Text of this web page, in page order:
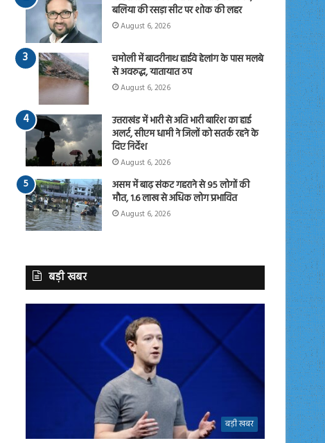
बलिया की रसड़ा सीट पर शोक की लहर
August 6, 2026
चमोली में बादरीनाथ हाईवे हेलांग के पास मलबे
से अवरुद्ध, यातायात ठप
August 6, 2026
उत्तराखंड में भारी से अति भारी बारिश का हाई
अलर्ट, सीएम धामी ने जिलों को सतर्क रहने के
दिए निर्देश
August 6, 2026
असम में बाढ़ संकट गहराने से 95 लोगों की
मौत, 1.6 लाख से अधिक लोग प्रभावित
August 6, 2026
बड़ी खबर
बड़ी खबर